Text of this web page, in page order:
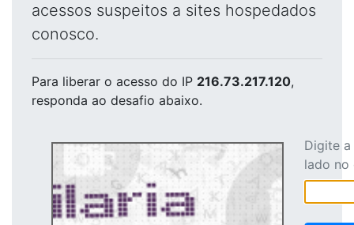
acessos suspeitos a sites hospedados
conosco.
Para liberar o acesso do IP 216.73.217.120,
responda ao desafio abaixo.
Digite
lado no